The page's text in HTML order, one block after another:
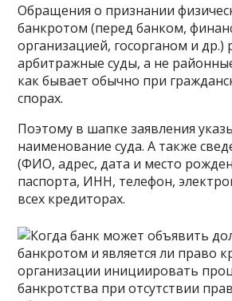
Обращения о признании
банкротом (перед банком,
организацией, госорганом и др.)
арбитражные суды, а не
как бывает обычно при
спорах.
Поэтому в шапке заявления
наименование суда. А также
(ФИО, адрес, дата и место
паспорта, ИНН, телефон,
всех кредиторах.